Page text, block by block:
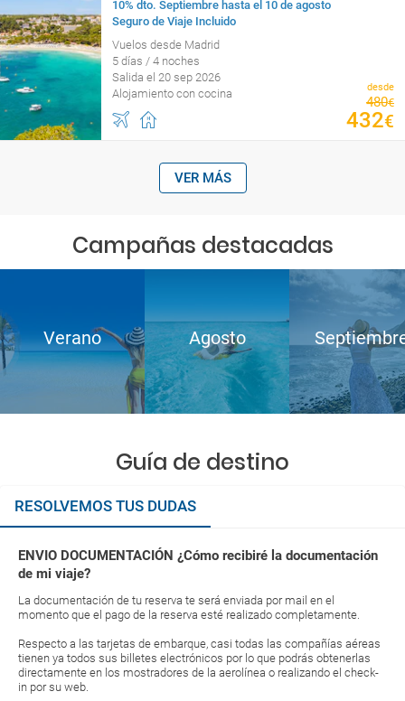
10% dto. Septiembre hasta el 10 de agosto
Seguro de Viaje Incluido
Vuelos desde Madrid
5 días / 4 noches
Salida el 20 sep 2026
Alojamiento con cocina
desde
480€
432€
VER MÁS
Campañas destacadas
Verano Agosto
Guía de destino
RESOLVEMOS TUS DUDAS
ENVIO DOCUMENTACIÓN ¿Cómo recibiré la documentación
de mi viaje?
La documentación de tu reserva te será enviada por mail en el
momento que el pago de la reserva esté realizado completamente.
Respecto a las tarjetas de embarque, casi todas las compañías aéreas
tienen ya todos sus billetes electrónicos por lo que podrás obtenerlas
directamente en los mostradores de la aerolínea o realizando el check-
in por su web.